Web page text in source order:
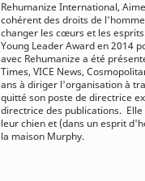
Rehumanize International,
cohérent des droits de
changer les cœurs et les
Young Leader Award en 2014
avec Rehumanize a été
Times, VICE News,
ans à diriger l'organisation à
quitté son poste de directrice
directrice des publications.
leur chien et (dans un esprit
la maison Murphy.